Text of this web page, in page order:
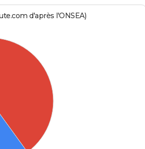
d'après l'ONSEA)